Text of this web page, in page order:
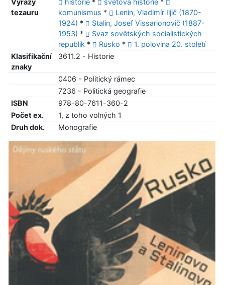
tezauru
komunismus *
Lenin, Vladimír Iljič (1870-
1924) *
Stalin, Josef Vissarionovič (1887-
1953) *
Svaz sovětských socialistických
republik * Rusko *
1. polovina 20. století
Klasifikační
znaky
3611.2 - Historie
0406 - Politický rámec
7236 - Politická geografie
ISBN
978-80-7611-360-2
Počet ex.
1, z toho volných 1
Druh dok.
Monografie